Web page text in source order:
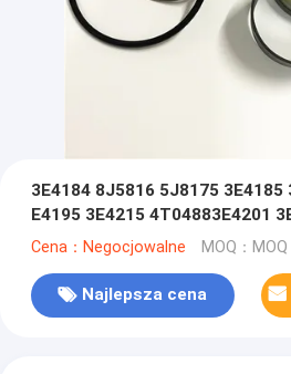
3E4184 8J5816 5J8175 3E4185
E4195 3E4215 4T04883E4201
4T6898 3E4186 3E4196 9J1318
Cena：Negocjowalne MOQ：
Najlepsza cena